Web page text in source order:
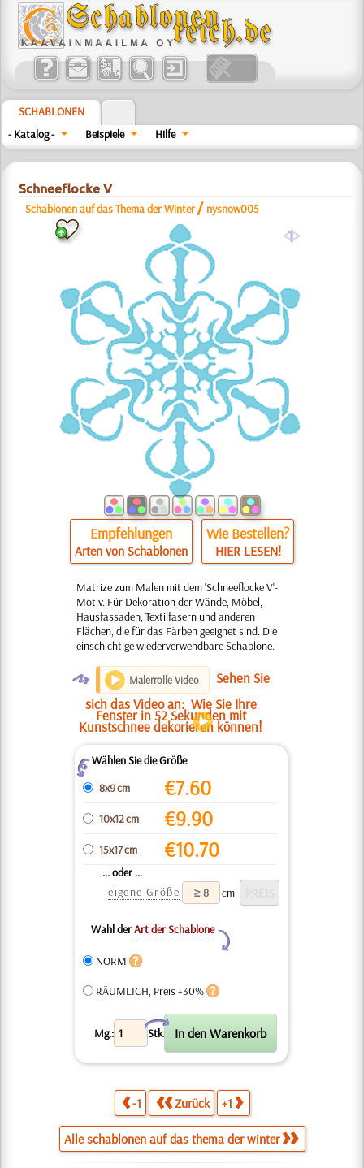
SCHABLONEN
- Katalog -
Beispiele Hilfe
Schneeflocke V
Schablonen auf das Thema der Winter / nysnow005
a
Empfehlungen
Arten von Schablonen
Wie Bestellen?
HIER LESEN!
Matrize zum Malen mit dem 'Schneeflocke V'-
Motiv. Für Dekoration der Wände, Möbel,
Hausfassaden, Textilfasern und anderen
Flächen, die für das Färben geeignet sind. Die
einschichtige wiederverwendbare Schablone.
O Malerrolle Video
Sehen Sie
sich das Video an: Wie Sie Ihre
Fenster in 52 Sekunden mit
Kunstschnee dekorieren können!
ZWählen Sie die Größe
8x9 cm
€7.60
10x12 cm €9.90
15x17 cm €10.70
... oder ...
eigene Größe
cm
Wahl derArt der Schablone
Y
NORM
RÄUMLICH, Preis +30%
Mg.: Stk.
X
-1 Zurück +1
Alle schablonen auf das thema der winter